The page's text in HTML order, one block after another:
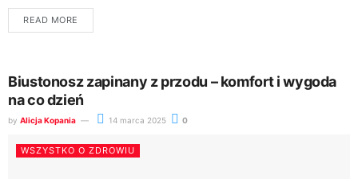
prowadzić do poważnych problemów, takich jak próchnica,
zapalenie dziąseł i...
READ MORE
Biustonosz zapinany z przodu – komfort i wygoda
na co dzień
by Alicja Kopania 14 marca 2025 0
WSZYSTKO O ZDROWIU